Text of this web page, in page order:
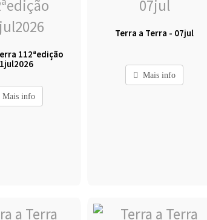
112ªedição
Mais info
Terra a Terra - 07jul
Mais info